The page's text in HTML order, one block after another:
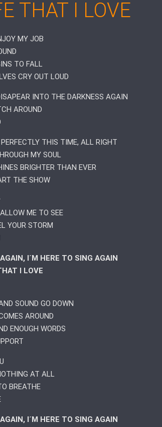
THAT I LOVE
MY JOB
TO FALL
CRY OUT LOUD
INTO THE DARKNESS AGAIN
AROUND
THIS TIME, ALL RIGHT
MY SOUL
BRIGHTER THAN EVER
THE SHOW
ME TO SEE
YOUR STORM
I´M HERE TO SING AGAIN
I LOVE
SOUND GO DOWN
AROUND
ENOUGH WORDS
AT ALL
BREATHE
I´M HERE TO SING AGAIN